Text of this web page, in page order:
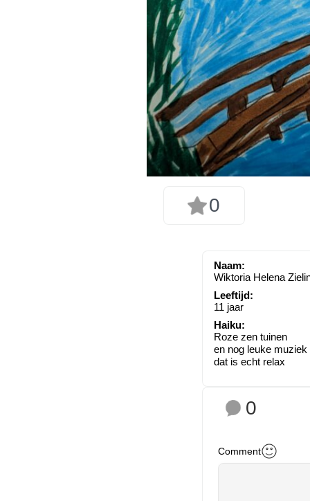
0
Naam:
Wiktoria Helena
Leeftijd:
11 jaar
Haiku:
Roze zen tuinen
en nog leuke muziek
dat is echt relax
0
Comment